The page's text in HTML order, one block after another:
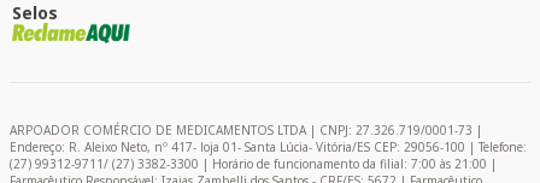
Selos
ARPOADOR COMÉRCIO DE MEDICAMENTOS LTDA | CNPJ: 27.326.719/0001-73 |
Endereço: R. Aleixo Neto, nº 417- loja 01- Santa Lúcia- Vitória/ES CEP: 29056-100 | Telefone:
(27) 99312-9711/ (27) 3382-3300 | Horário de funcionamento da filial: 7:00 às 21:00 |